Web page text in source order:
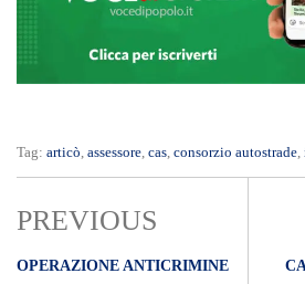
Tag: articò assessore cas consorzio autostrade
PREVIOUS
OPERAZIONE ANTICRIMINE